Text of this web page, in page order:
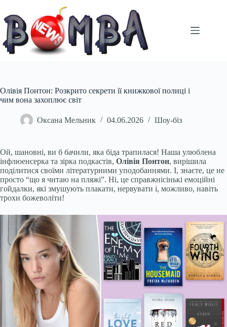
вмісту
Олівія Понтон: Розкрито секрети її книжкової полиці і
чим вона захоплює світ
Оксана Мельник 04.06.2026 Шоу-біз
Ой, шановні, ви б бачили, яка біда трапилася! Наша улюблена
інфлюенсерка та зірка подкастів, Олівія Понтон, вирішила
поділитися своїми літературними уподобаннями. І, знаєте, це не
просто “що я читаю на пляжі”. Ні, це справжнісінькі емоційні
гойдалки, які змушують плакати, нервувати і, можливо, навіть
трохи божеволіти!